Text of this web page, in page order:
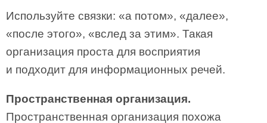
Используйте связки: «а потом», «далее»,
«после этого», «вслед за этим». Такая
организация проста для восприятия
и подходит для информационных речей.
Пространственная организация.
Пространственная организация похожа